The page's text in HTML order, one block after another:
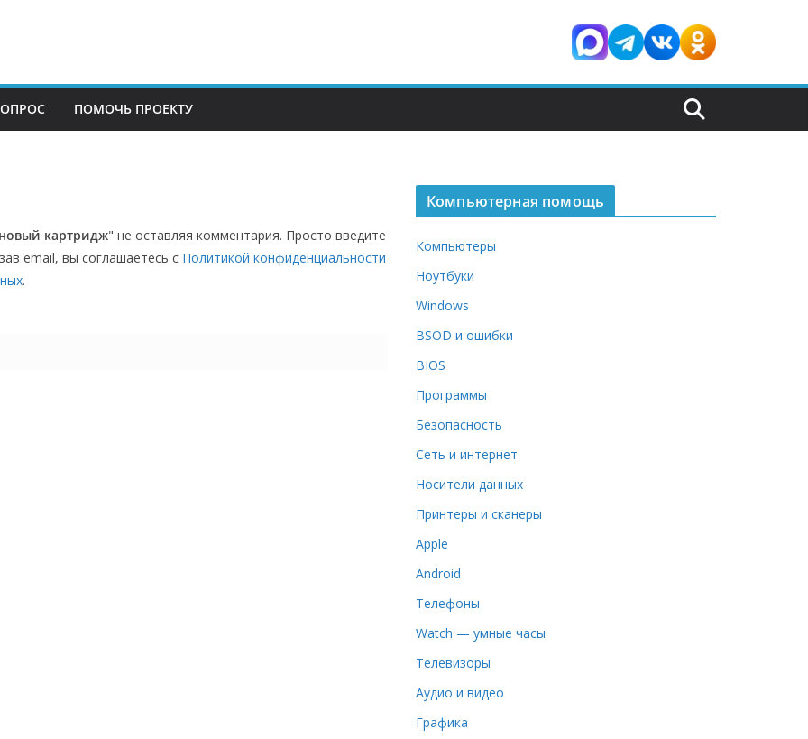
ПОМОЧЬ ПРОЕКТУ
картридж" не оставляя комментария. Просто введите
email, вы соглашаетесь с Политикой конфиденциальности
.
Компьютерная помощь
Компьютеры
Ноутбуки
Windows
BSOD и ошибки
BIOS
Программы
Безопасность
Сеть и интернет
Носители данных
Принтеры и сканеры
Apple
Android
Телефоны
Watch — умные часы
Телевизоры
Аудио и видео
Графика